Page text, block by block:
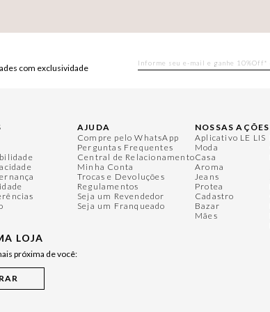
com exclusividade
LOJA
próxima de você:
AJUDA
Compre pelo WhatsApp
Perguntas Frequentes
Central de Relacionamento
Minha Conta
Trocas e Devoluções
Regulamentos
Seja um Revendedor
Seja um Franqueado
NOSSAS AÇÕES
Aplicativo LE LIS
Moda
Casa
Aroma
Jeans
Protea
Cadastro
Bazar
Mães